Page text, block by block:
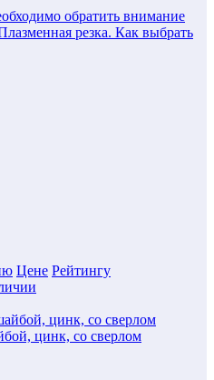
обратить внимание
резка. Как выбрать
Цене Рейтингу
цинк, со сверлом